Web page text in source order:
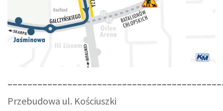
Przebudowa ul. Kościuszki